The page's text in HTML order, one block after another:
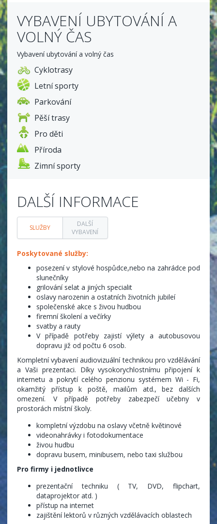
VYBAVENÍ UBYTOVÁNÍ A
VOLNÝ ČAS
Vybavení ubytování a volný čas
Cyklotrasy
Letní sporty
Parkování
Pěší trasy
Pro děti
Příroda
Zimní sporty
DALŠÍ INFORMACE
SLUŽBY
DALŠÍ
VYBAVENÍ
Poskytované služby:
posezení v stylové hospůdce,nebo na zahrádce pod
slunečníky
grilování selat a jiných specialit
oslavy narozenin a ostatních životních jubileí
společenské akce s živou hudbou
firemní školení a večírky
svatby a rauty
V případě potřeby zajistí výlety a autobusovou
dopravu již od počtu 6 osob.
Kompletní vybavení audiovizuální technikou pro vzdělávání
a Vaši prezentaci. Díky vysokorychlostnímu připojení k
internetu a pokrytí celého penzionu systémem Wi - Fi,
okamžitý přístup k poště, mailům atd., bez dalších
omezení. V případě potřeby zabezpečí učebny v
prostorách místní školy.
kompletní výzdobu na oslavy včetně květinové
videonahrávky i fotodokumentace
živou hudbu
dopravu busem, minibusem, nebo taxi službou
Pro firmy i jednotlivce
prezentační techniku ( TV, DVD, flipchart,
dataprojektor atd. )
přístup na internet
zajištění lektorů v různých vzdělávacích oblastech